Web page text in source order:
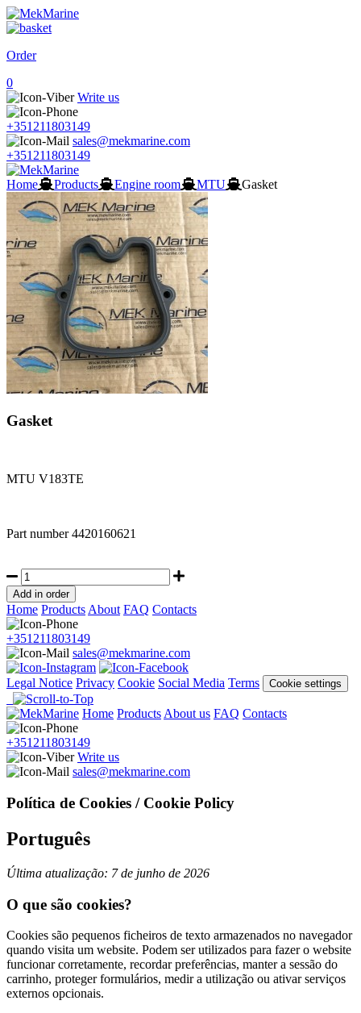
Order
0
Write us
+351211803149
sales@mekmarine.com
+351211803149
Home Products Engine room MTU Gasket
Gasket
MTU V183TE
Part number4420160621
Home ProductsAbout FAQ Contacts
+351211803149
sales@mekmarine.com
Legal Notice Privacy Cookie Social Media Terms Cookie settings
Home ProductsAbout us FAQ Contacts
+351211803149
Write us
sales@mekmarine.com
Política de Cookies / Cookie Policy
Português
Última atualização: 7 de junho de 2026
O que são cookies?
Cookies são pequenos ficheiros de texto armazenados no navegador
quando visita um website. Podem ser utilizados para fazer o website
funcionar corretamente, recordar preferências, manter a sessão do
carrinho, proteger formulários, medir a utilização ou ativar serviços
externos opcionais.